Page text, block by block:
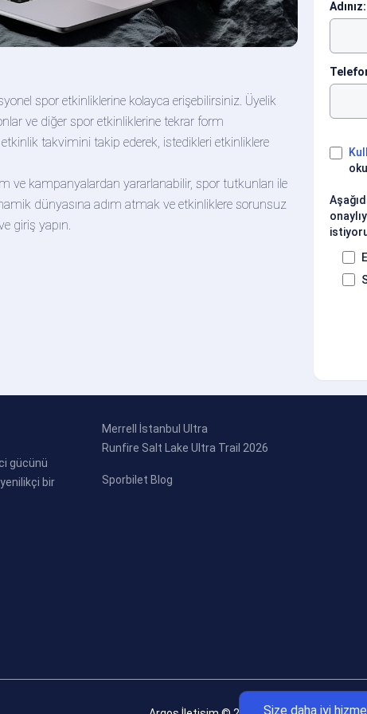
Adınız:
spor etkinliklerine kolayca erişebilirsiniz. Üyelik
ve diğer spor etkinliklerine tekrar form
takvimini takip ederek, istedikleri etkinliklere
ve kampanyalardan yararlanabilir, spor tutkunları ile
dünyasına adım atmak ve etkinliklere sorunsuz
giriş yapın.
gücünü
bir
Merrell İstanbul Ultra
Runfire Salt Lake Ultra Trail 2026
Sporbilet Blog
Size daha iyi